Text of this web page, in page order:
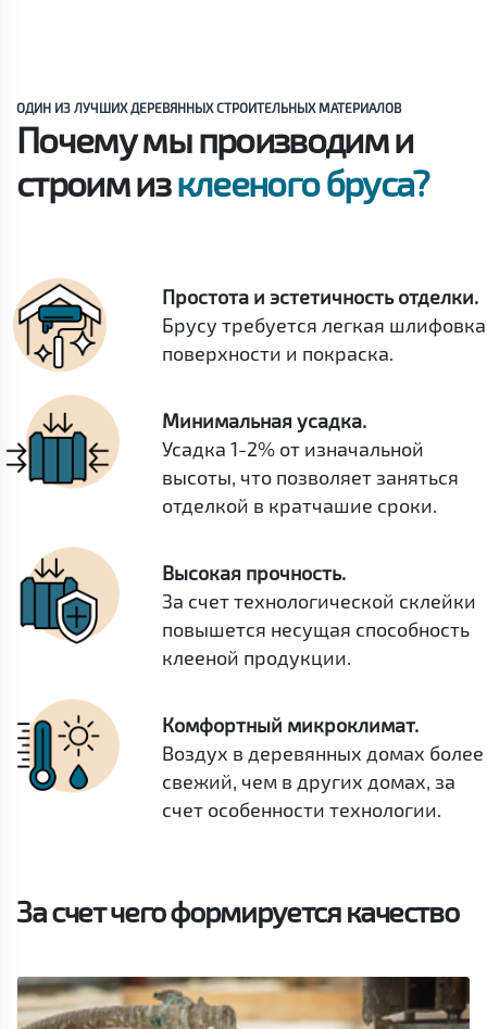
ОДИН ИЗ ЛУЧШИХ ДЕРЕВЯННЫХ СТРОИТЕЛЬНЫХ МАТЕРИАЛОВ
Почему мы производим и
строим изклееного бруса?
Простота и эстетичность отделки.
Брусу требуется легкая шлифовка
поверхности и покраска.
Минимальная усадка.
Усадка 1-2% от изначальной
высоты, что позволяет заняться
отделкой в кратчашие сроки.
Высокая прочность.
За счет технологической склейки
повышется несущая способность
клееной продукции.
Комфортный микроклимат.
Воздух в деревянных домах более
свежий, чем в других домах, за
счет особенности технологии.
За счет чего формируется качество